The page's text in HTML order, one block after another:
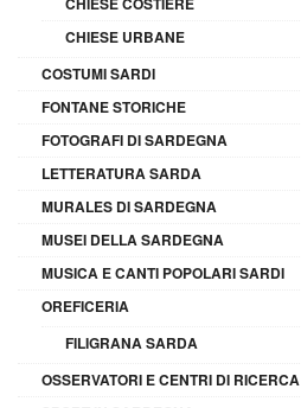
CHIESE URBANE
COSTUMI SARDI
FONTANE STORICHE
FOTOGRAFI DI SARDEGNA
LETTERATURA SARDA
MURALES DI SARDEGNA
MUSEI DELLA SARDEGNA
MUSICA E CANTI POPOLARI SARDI
OREFICERIA
FILIGRANA SARDA
OSSERVATORI E CENTRI DI RICERCA